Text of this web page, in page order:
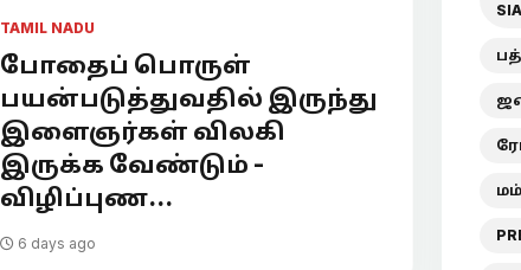
TAMIL NADU
போதைப் பொருள்
பயன்படுத்துவதில் இருந்து
இளைஞர்கள் விலகி
இருக்க வேண்டும் -
விழிப்புண...
6 days ago